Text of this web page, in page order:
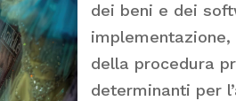
dei beni e dei
implementazione,
della procedura
determinanti per